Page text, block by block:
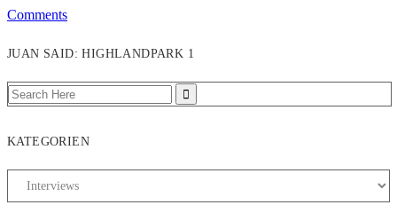
Comments
JUAN SAID: HIGHLANDPARK 1
KATEGORIEN